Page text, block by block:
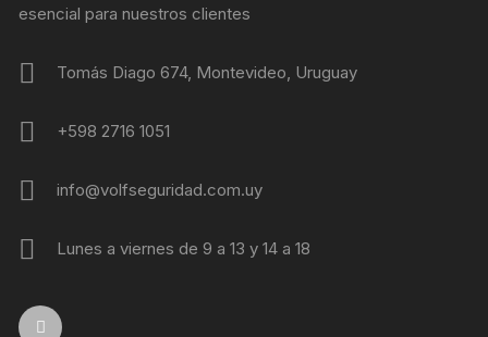
esencial para nuestros clientes
Tomás Diago 674, Montevideo, Uruguay
+598 2716 1051
info@volfseguridad.com.uy
Lunes a viernes de 9 a 13 y 14 a 18